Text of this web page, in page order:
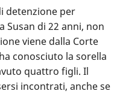
detenzione per
Susan di 22 anni, non
viene dalla Corte
conosciuto la sorella
quattro figli. Il
incontrati, anche se